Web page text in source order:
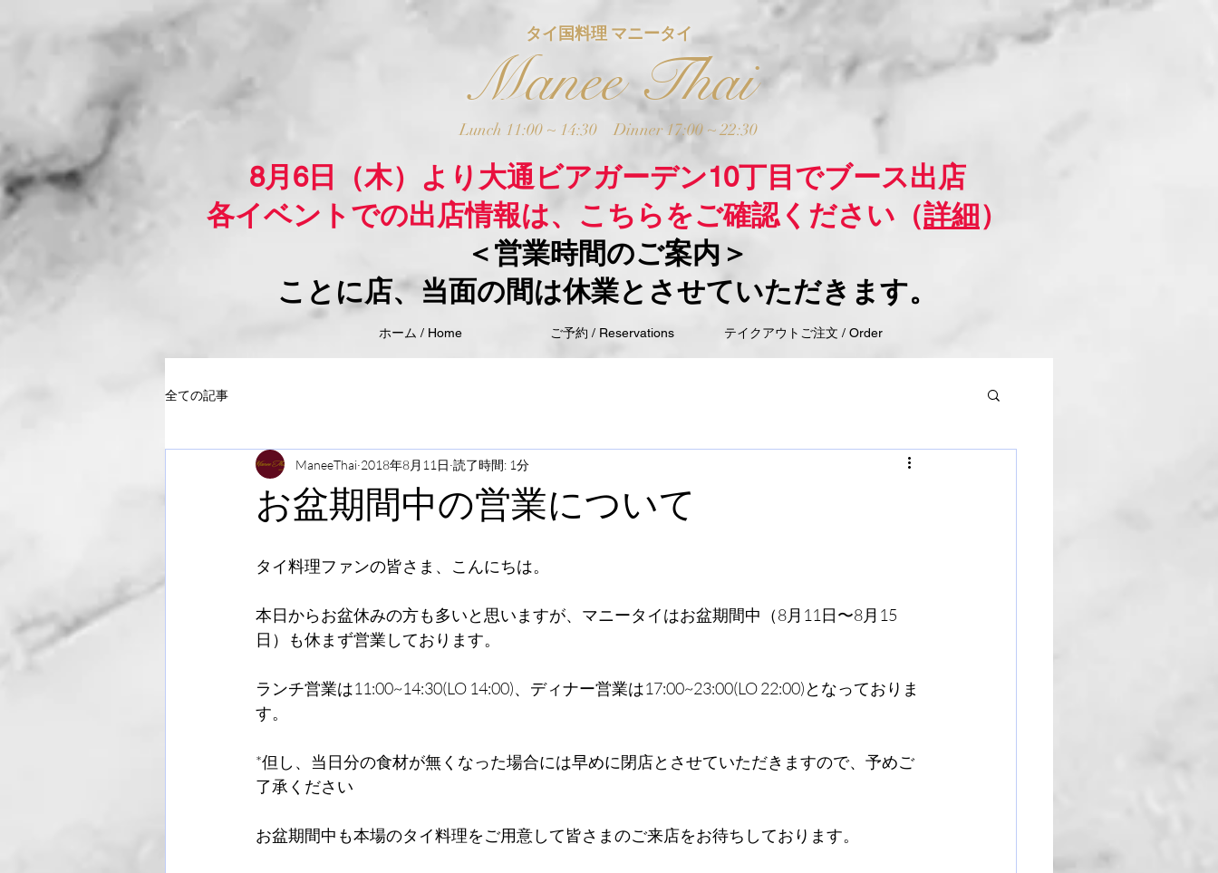
タイ国料理 マニータイ
Manee Thai
Lunch 11:00 ~ 14:30Dinner 17:00 ~ 22:30
8月6日（木）より大通ビアガーデン10丁目でブース出店
各イベントでの出店情報は、こちらをご確認ください（詳細）
＜営業時間のご案内＞
ことに店、当面の間は休業とさせていただきます。
ホーム / Home ご予約 / Reservations テイクアウトご注文 / Order
全ての記事
お盆期間中の営業について
ManeeThai 2018年8月11日 読了時間: 1分
タイ料理ファンの皆さま、こんにちは。
本日からお盆休みの方も多いと思いますが、マニータイはお盆期間中（8月11日〜8月15
日）も休まず営業しております。
ランチ営業は11:00~14:30(LO 14:00)、ディナー営業は17:00~23:00(LO 22:00)となっておりま
す。
*但し、当日分の食材が無くなった場合には早めに閉店とさせていただきますので、予めご
了承ください
お盆期間中も本場のタイ料理をご用意して皆さまのご来店をお待ちしております。